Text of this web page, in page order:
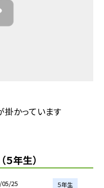
掛かっています
５年生）
25 ５年生